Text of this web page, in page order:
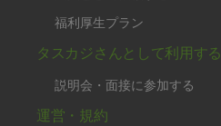
福利厚生プラン
タスカジさんとして利用する
説明会・面接に参加する
運営・規約